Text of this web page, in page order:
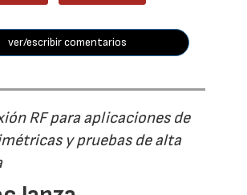
ver/escribir comentarios
RF para aplicaciones de
y pruebas de alta